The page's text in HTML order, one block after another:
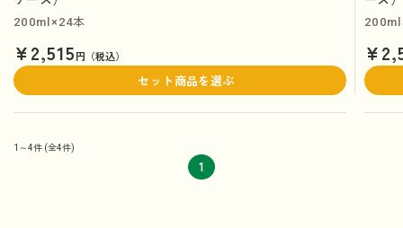
200ml×24本
¥2,515円（税込）
セット商品を選ぶ
1～4件 (全4件)
1